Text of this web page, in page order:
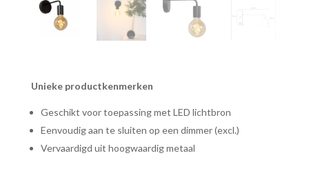
Unieke productkenmerken
Geschikt voor toepassing met LED lichtbron
Eenvoudig aan te sluiten op een dimmer (excl.)
Vervaardigd uit hoogwaardig metaal